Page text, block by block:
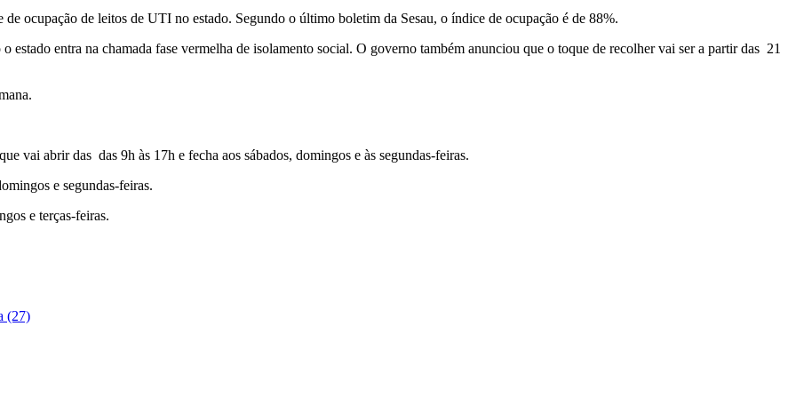
ocupação de leitos de UTI no estado. Segundo o último boletim da Sesau, o índice de ocupação é de 88%.
estado entra na chamada fase vermelha de isolamento social. O governo também anunciou que o toque de recolher vai ser a partir das 21
vai abrir das das 9h às 17h e fecha aos sábados, domingos e às segundas-feiras.
e segundas-feiras.
e terças-feiras.
(27)